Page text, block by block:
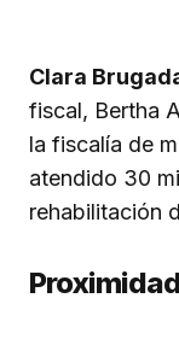
Clara
fiscal, Bertha
la fiscalía de
atendido 30
rehabilitación